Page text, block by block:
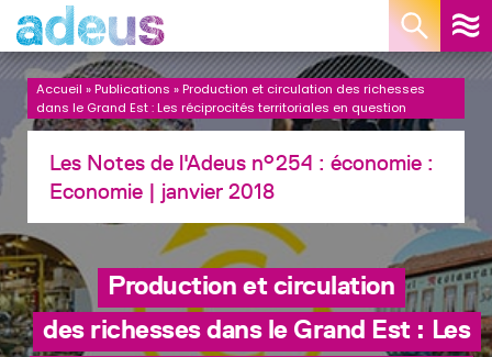
Accueil »Publications »Production et circulation des richesses
dans le Grand Est : Les réciprocités territoriales en question
Les Notes de l'Adeus n°254 : économie :
Economie | janvier 2018
Production et circulation
des richesses dans le Grand Est : Les
Panneau de gestion des cookies